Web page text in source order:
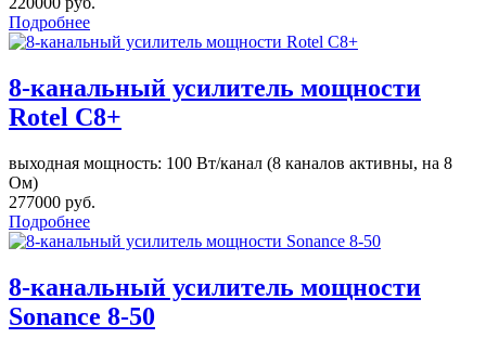
Подробнее
8-канальный усилитель мощности
Rotel C8+
выходная мощность: 100 Вт/канал (8 каналов активны, на 8
Ом)
277000 руб.
Подробнее
8-канальный усилитель мощности
Sonance 8-50